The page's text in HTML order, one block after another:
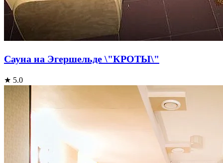
Сауна на Эгершельде \"КРОТЫ\"
★ 5.0